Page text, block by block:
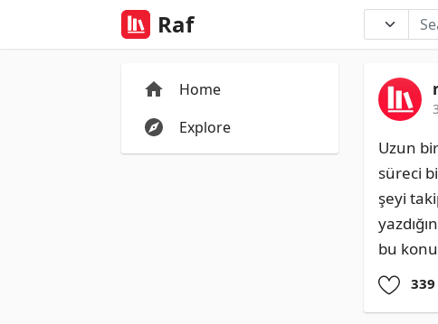
Raf
Home
Explore
Uzun
süreci
şeyi
bu
339